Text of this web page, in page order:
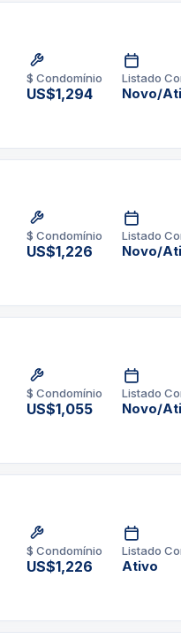
$ Condomínio
US$1,294
Listado
Novo/
$ Condomínio
US$1,226
Listado
Novo/
$ Condomínio
US$1,055
Listado
Novo/
$ Condomínio
US$1,226
Listado
Ativo